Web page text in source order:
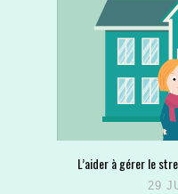
L’aider à gérer le
29